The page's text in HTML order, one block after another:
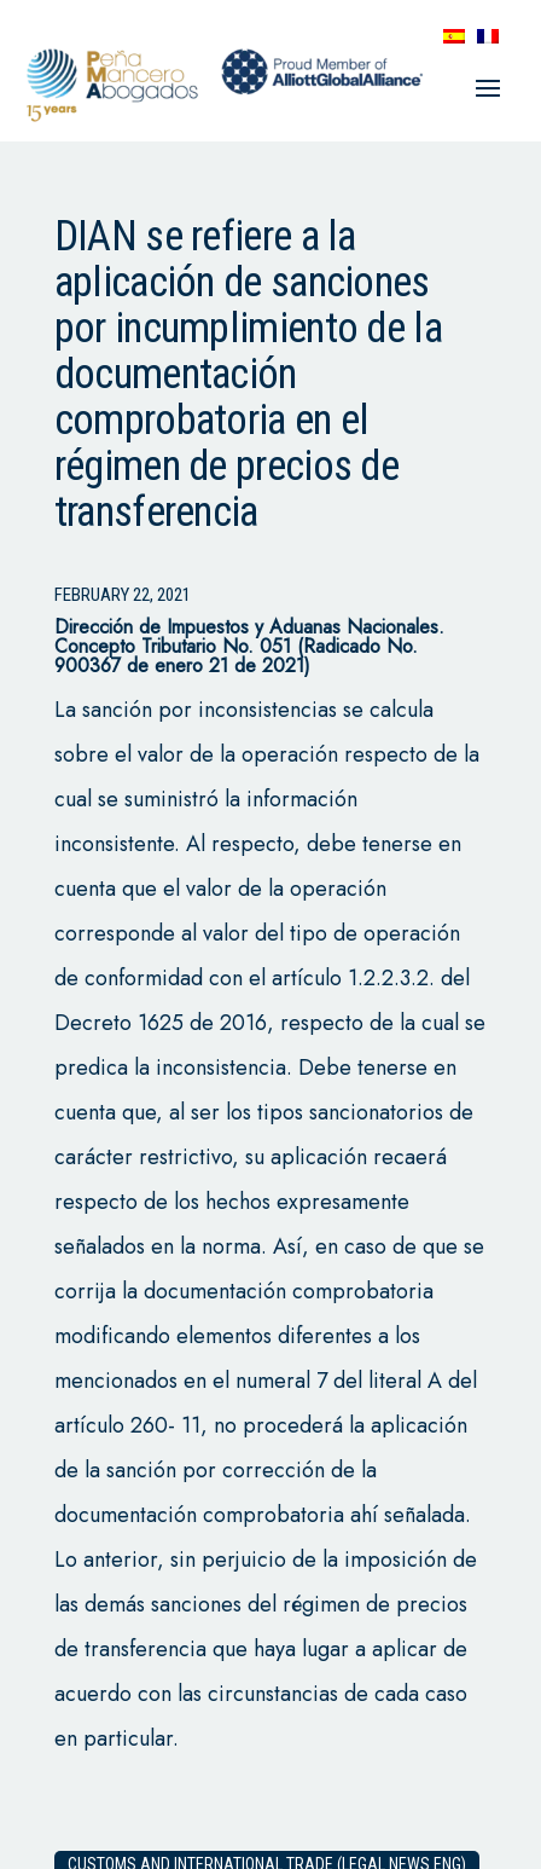
DIAN se refiere a la
aplicación de sanciones
por incumplimiento de la
documentación
comprobatoria en el
régimen de precios de
transferencia
FEBRUARY 22, 2021
Dirección de Impuestos y Aduanas Nacionales.
Concepto Tributario No. 051 (Radicado No.
900367 de enero 21 de 2021)
La sanción por inconsistencias se calcula
sobre el valor de la operación respecto de la
cual se suministró la información
inconsistente. Al respecto, debe tenerse en
cuenta que el valor de la operación
corresponde al valor del tipo de operación
de conformidad con el artículo 1.2.2.3.2. del
Decreto 1625 de 2016, respecto de la cual se
predica la inconsistencia. Debe tenerse en
cuenta que, al ser los tipos sancionatorios de
carácter restrictivo, su aplicación recaerá
respecto de los hechos expresamente
señalados en la norma. Así, en caso de que se
corrija la documentación comprobatoria
modificando elementos diferentes a los
mencionados en el numeral 7 del literal A del
artículo 260- 11, no procederá la aplicación
de la sanción por corrección de la
documentación comprobatoria ahí señalada.
Lo anterior, sin perjuicio de la imposición de
las demás sanciones del régimen de precios
de transferencia que haya lugar a aplicar de
acuerdo con las circunstancias de cada caso
en particular.
CUSTOMS AND INTERNATIONAL TRADE (LEGAL NEWS ENG)